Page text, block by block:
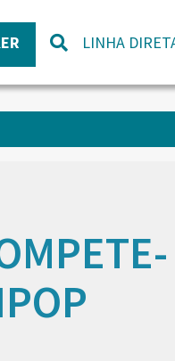
LINHA